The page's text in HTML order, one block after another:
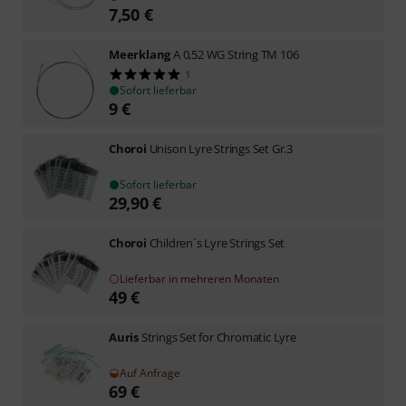
7,50 €
MeerklangA 0,52 WG String TM 106
1
Sofort lieferbar
9€
Choroi Unison Lyre Strings Set Gr.3
Sofort lieferbar
29,90€
Choroi Children`s Lyre Strings Set
Lieferbar in mehreren Monaten
49€
Auris Strings Set for Chromatic Lyre
Auf Anfrage
69€